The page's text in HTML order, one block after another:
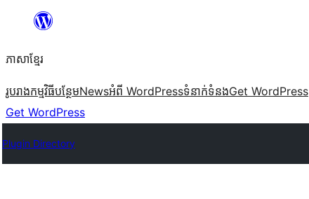
content
ភាសា​ខ្មែរ
រូបរាងកម្មវិធីបន្ថែមNewsអំពី WordPressទំនាក់​ទំនងGet WordPress
Get WordPress
Plugin Directory